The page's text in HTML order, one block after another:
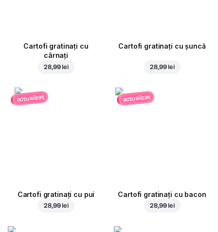
Cartofi gratinați cu
cârnați
28,99 lei
Cartofi gratinați cu șuncă
28,99 lei
actualizat
Cartofi gratinați cu pui
28,99 lei
actualizat
Cartofi gratinați cu bacon
28,99 lei